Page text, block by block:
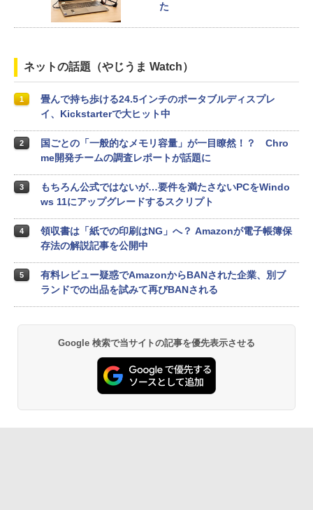
た
ネットの話題（やじうま Watch）
1
畳んで持ち歩ける24.5インチのポータブルディスプレ
イ、Kickstarterで大ヒット中
2
国ごとの「一般的なメモリ容量」が一目瞭然！？ Chro
me開発チームの調査レポートが話題に
3
もちろん公式ではないが…要件を満たさないPCをWindo
ws 11にアップグレードするスクリプト
4
領収書は「紙での印刷はNG」へ？ Amazonが電子帳簿保
存法の解説記事を公開中
5
有料レビュー疑惑でAmazonからBANされた企業、別ブ
ランドでの出品を試みて再びBANされる
Google 検索で当サイトの記事を優先表示させる